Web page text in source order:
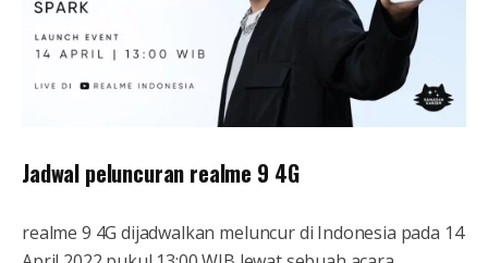
Jadwal peluncuran realme 9 4G
realme 9 4G dijadwalkan meluncur di Indonesia pada 14